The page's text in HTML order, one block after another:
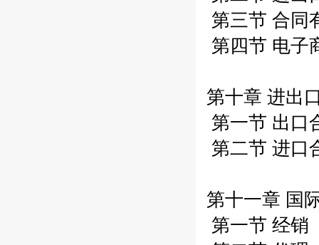
第三节 合同
第四节 电子
第十章 进出
第一节 出口
第二节 进口
第十一章 国
第一节 经销